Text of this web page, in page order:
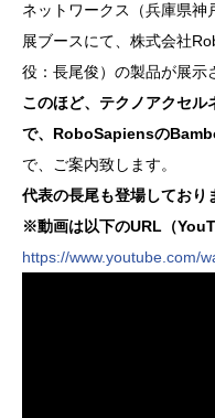
ネットワークス（兵庫県神
展ブースにて、株式会社
役：長尾俊）の製品が展示
このほど、テクノアクセル
で、RoboSapiensの
で、ご案内致します。
代表の長尾も登場しており
※動画は以下のURL（
https://www.youtube.com/